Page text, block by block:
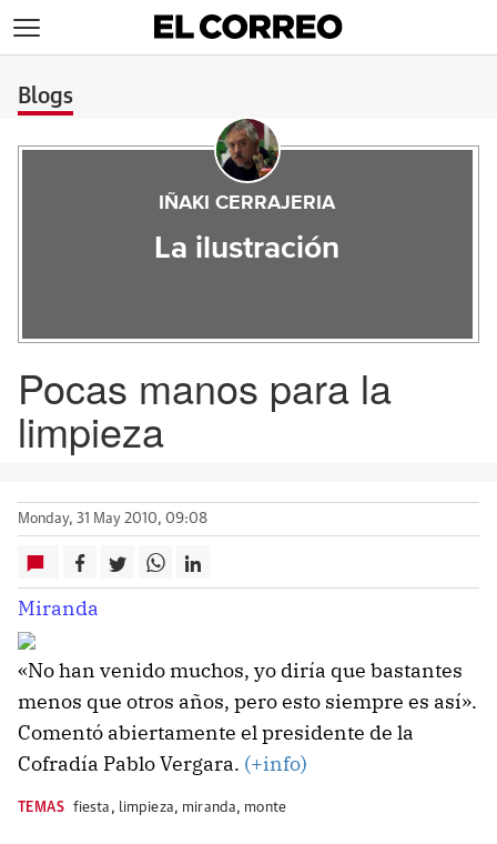
Blogs
IÑAKI CERRAJERIA
La ilustración
Pocas manos para la
limpieza
Monday, 31 May 2010, 09:08
Miranda
«No han venido muchos, yo diría que bastantes
menos que otros años, pero esto siempre es así».
Comentó abiertamente el presidente de la
Cofradía Pablo Vergara. (+info)
TEMAS fiesta , limpieza, miranda, monte